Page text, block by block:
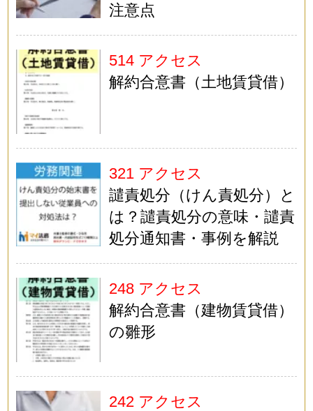
注意点
514 アクセス
解約合意書（土地賃貸借）
321 アクセス
譴責処分（けん責処分）と
は？譴責処分の意味・譴責
処分通知書・事例を解説
248 アクセス
解約合意書（建物賃貸借）
の雛形
242 アクセス